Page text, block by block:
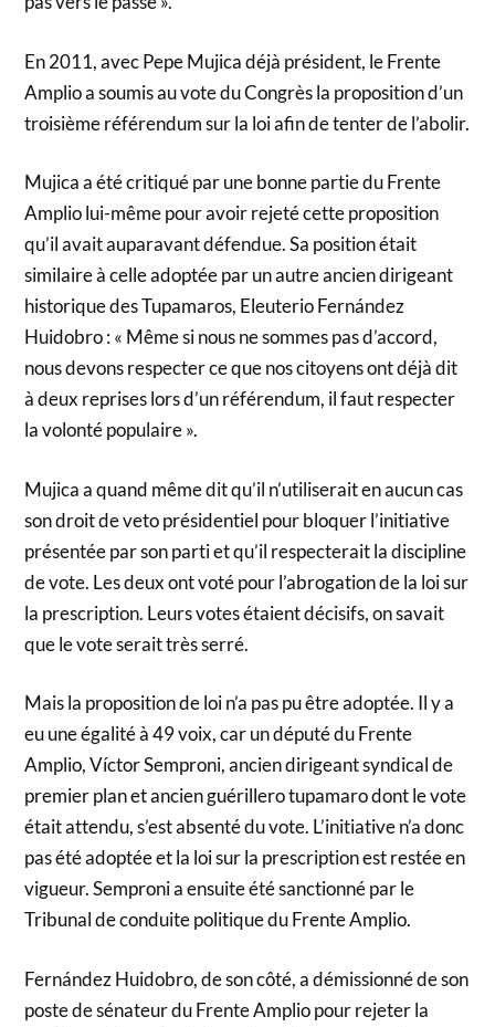
En 2011, avec Pepe Mujica déjà président, le Frente
Amplio a soumis au vote du Congrès la proposition d’un
troisième référendum sur la loi afin de tenter de l’abolir.
Mujica a été critiqué par une bonne partie du Frente
Amplio lui-même pour avoir rejeté cette proposition
qu’il avait auparavant défendue. Sa position était
similaire à celle adoptée par un autre ancien dirigeant
historique des Tupamaros, Eleuterio Fernández
Huidobro : « Même si nous ne sommes pas d’accord,
nous devons respecter ce que nos citoyens ont déjà dit
à deux reprises lors d’un référendum, il faut respecter
la volonté populaire ».
Mujica a quand même dit qu’il n’utiliserait en aucun cas
son droit de veto présidentiel pour bloquer l’initiative
présentée par son parti et qu’il respecterait la discipline
de vote. Les deux ont voté pour l’abrogation de la loi sur
la prescription. Leurs votes étaient décisifs, on savait
que le vote serait très serré.
Mais la proposition de loi n’a pas pu être adoptée. Il y a
eu une égalité à 49 voix, car un député du Frente
Amplio, Víctor Semproni, ancien dirigeant syndical de
premier plan et ancien guérillero tupamaro dont le vote
était attendu, s’est absenté du vote. L’initiative n’a donc
pas été adoptée et la loi sur la prescription est restée en
vigueur. Semproni a ensuite été sanctionné par le
Tribunal de conduite politique du Frente Amplio.
Fernández Huidobro, de son côté, a démissionné de son
poste de sénateur du Frente Amplio pour rejeter la